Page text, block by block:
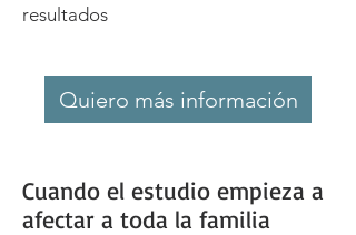
resultados
Quiero más información
Cuando el estudio empieza a
afectar a toda la familia